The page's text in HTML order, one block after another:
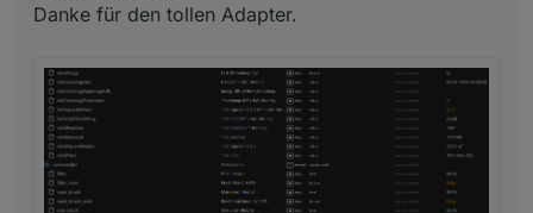
Danke für den tollen Adapter.